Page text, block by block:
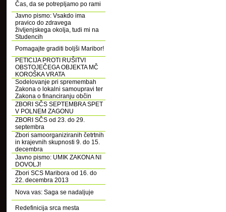
Čas, da se potrepljamo po rami
Javno pismo: Vsakdo ima
pravico do zdravega
življenjskega okolja, tudi mi na
Studencih
Pomagajte graditi boljši Maribor!
PETICIJA PROTI RUŠITVI
OBSTOJEČEGA OBJEKTA MČ
KOROŠKA VRATA
Sodelovanje pri spremembah
Zakona o lokalni samoupravi ter
Zakona o financiranju občin
ZBORI SČS SEPTEMBRA SPET
V POLNEM ZAGONU
ZBORI SČS od 23. do 29.
septembra
Zbori samoorganiziranih četrtnih
in krajevnih skupnosti 9. do 15.
decembra
Javno pismo: UMIK ZAKONA NI
DOVOLJ!
Zbori SCS Maribora od 16. do
22. decembra 2013
Nova vas: Saga se nadaljuje
Redefinicija srca mesta